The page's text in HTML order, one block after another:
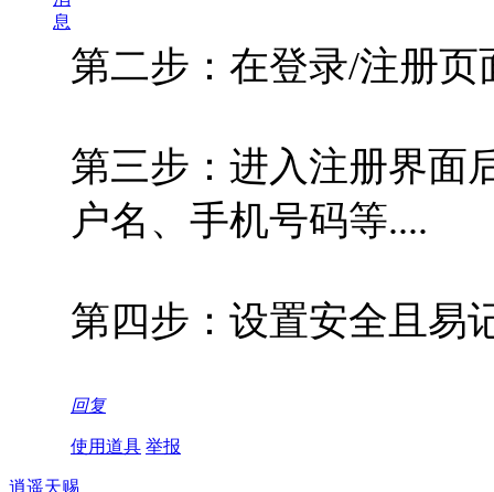
息
第二步：在登录/注册页
第三步：进入注册界面
户名、手机号码等....
第四步：设置安全且易
回复
使用道具 举报
逍遥天赐